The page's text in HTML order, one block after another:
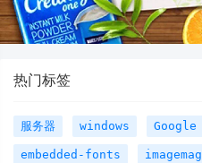
热门标签
服务器 windows Google
embedded-fonts